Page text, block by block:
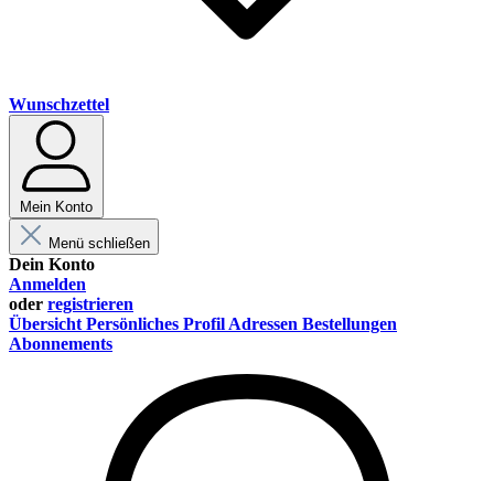
Wunschzettel
Mein Konto
Menü schließen
Dein Konto
Anmelden
oder registrieren
Übersicht Persönliches Profil Adressen Bestellungen
Abonnements